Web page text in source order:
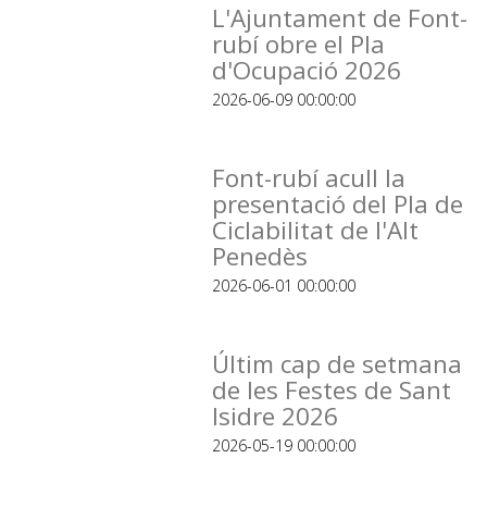
L'Ajuntament de Font-
rubí obre el Pla
d'Ocupació 2026
2026-06-09 00:00:00
Font-rubí acull la
presentació del Pla de
Ciclabilitat de l'Alt
Penedès
2026-06-01 00:00:00
Últim cap de setmana
de les Festes de Sant
Isidre 2026
2026-05-19 00:00:00